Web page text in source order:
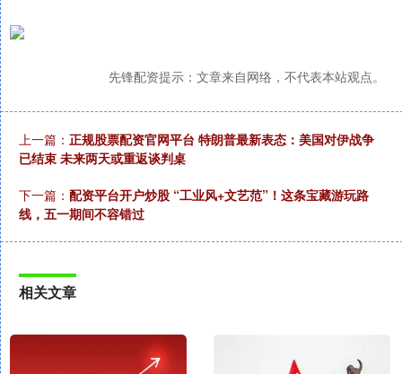
先锋配资提示：文章来自网络，不代表本站观点。
上一篇： 正规股票配资官网平台 特朗普最新表态：美国对伊战争
已结束 未来两天或重返谈判桌
下一篇： 配资平台开户炒股 “工业风+文艺范”！这条宝藏游玩路
线，五一期间不容错过
相关文章